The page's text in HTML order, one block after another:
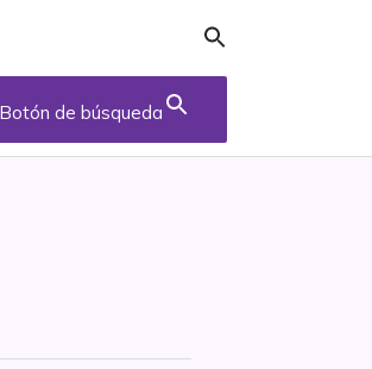
Botón de búsqueda